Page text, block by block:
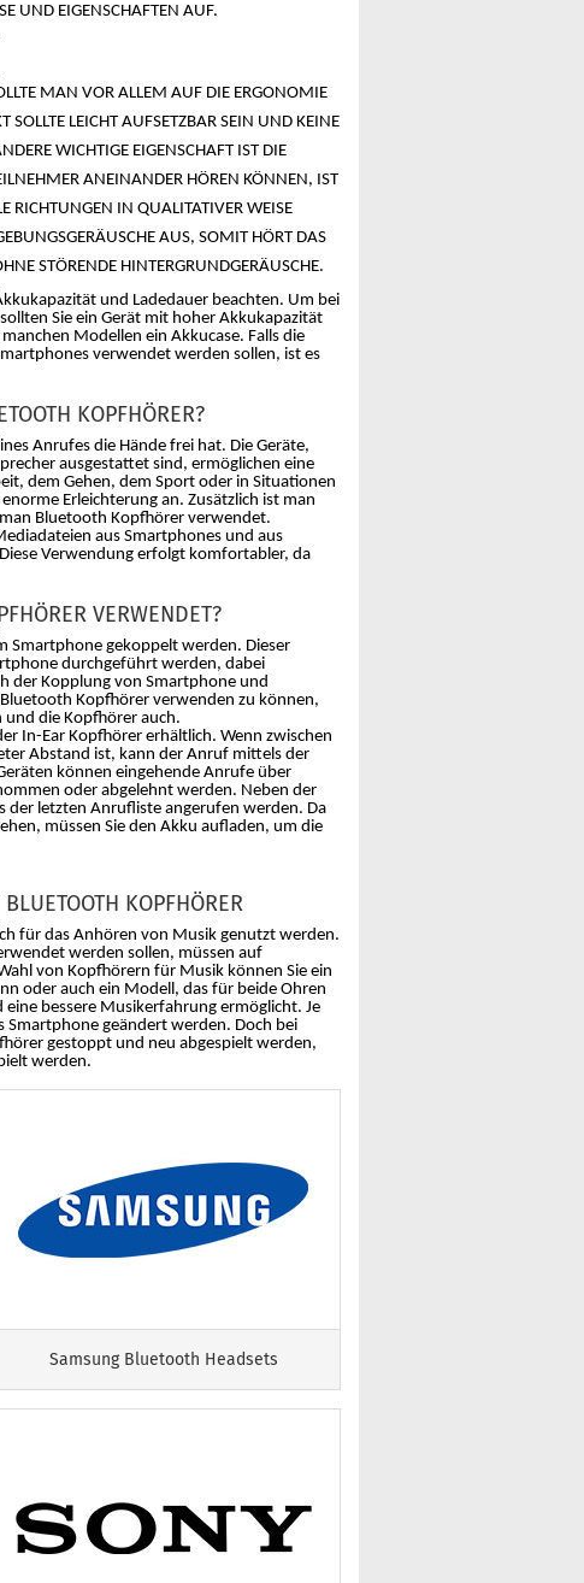
UND EIGENSCHAFTEN AUF.
MAN VOR ALLEM AUF DIE ERGONOMIE
SOLLTE LEICHT AUFSETZBAR SEIN UND KEINE
WICHTIGE EIGENSCHAFT IST DIE
ANEINANDER HÖREN KÖNNEN, IST
RICHTUNGEN IN QUALITATIVER WEISE
AUS, SOMIT HÖRT DAS
STÖRENDE HINTERGRUNDGERÄUSCHE.
und Ladedauer beachten. Um bei
Sie ein Gerät mit hoher Akkukapazität
Modellen ein Akkucase. Falls die
verwendet werden sollen, ist es
KOPFHÖRER?
Anrufes die Hände frei hat. Die Geräte,
ausgestattet sind, ermöglichen eine
dem Gehen, dem Sport oder in Situationen
Erleichterung an. Zusätzlich ist man
Bluetooth Kopfhörer verwendet.
aus Smartphones und aus
Verwendung erfolgt komfortabler, da
VERWENDET?
Smartphone gekoppelt werden. Dieser
durchgeführt werden, dabei
der Kopplung von Smartphone und
Kopfhörer verwenden zu können,
und die Kopfhörer auch.
In-Ear Kopfhörer erhältlich. Wenn zwischen
Abstand ist, kann der Anruf mittels der
können eingehende Anrufe über
oder abgelehnt werden. Neben der
der letzten Anrufliste angerufen werden. Da
müssen Sie den Akku aufladen, um die
KOPFHÖRER
für das Anhören von Musik genutzt werden.
werden sollen, müssen auf
von Kopfhörern für Musik können Sie ein
oder auch ein Modell, das für beide Ohren
bessere Musikerfahrung ermöglicht. Je
Smartphone geändert werden. Doch bei
gestoppt und neu abgespielt werden,
werden.
Samsung Bluetooth Headsets